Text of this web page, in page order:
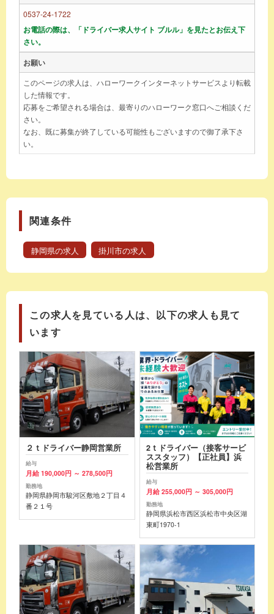
0537-24-1722
お電話の際は、「ドライバー求人サイト ブルル」を見たとお伝え下
さい。
お願い
このページの求人は、ハローワークインターネットサービスより転載
した情報です。
応募をご希望される場合は、最寄りのハローワーク窓口へご相談くだ
さい。
なお、既に募集が終了している可能性もございますので御了承下さ
い。
関連条件
静岡県の求人 掛川市の求人
この求人を見ている人は、以下の求人も見て
います
２ｔドライバー静岡営業所
給与
月給 190,000円 ～ 278,500円
勤務地
静岡県静岡市駿河区敷地２丁目４
番２１号
2ｔドライバー（接客サービ
ススタッフ）【正社員】浜
松営業所
給与
月給 255,000円 ～ 305,000円
勤務地
静岡県浜松市西区浜松市中央区湖
東町1970-1